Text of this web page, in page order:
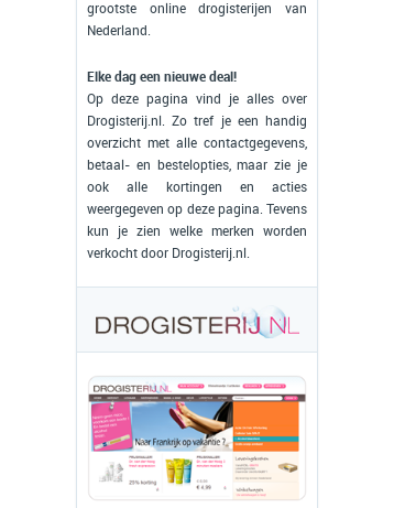
grootste online drogisterijen van
Nederland.
Elke dag een nieuwe deal!
Op deze pagina vind je alles over
Drogisterij.nl. Zo tref je een handig
overzicht met alle contactgegevens,
betaal- en bestelopties, maar zie je
ook alle kortingen en acties
weergegeven op deze pagina. Tevens
kun je zien welke merken worden
verkocht door Drogisterij.nl.